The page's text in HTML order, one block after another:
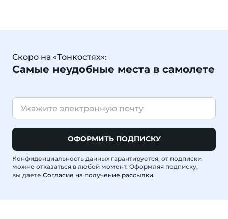
Скоро на «Тонкостях»:
Самые неудобные места в самолете
ОФОРМИТЬ ПОДПИСКУ
Конфиденциальность данных гарантируется, от подписки
можно отказаться в любой момент. Оформляя подписку,
вы даете Согласие на получение рассылки.